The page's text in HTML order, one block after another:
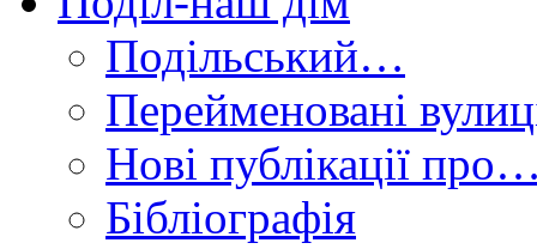
Подільський…
Перейменовані
Нові публікації
Бібліографія